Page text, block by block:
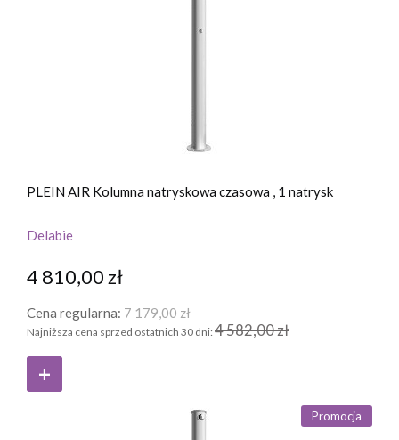
PLEIN AIR Kolumna natryskowa czasowa , 1 natrysk
Delabie
4 810,00 zł
Cena regularna: 7 179,00 zł
Najniższa cena sprzed ostatnich 30 dni: 4 582,00 zł
Promocja